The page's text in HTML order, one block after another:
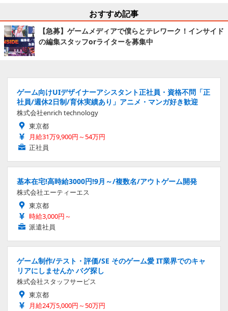
おすすめ記事
【急募】ゲームメディアで僕らとテレワーク！インサイド
の編集スタッフorライターを募集中
ゲーム向けUIデザイナーアシスタント正社員・資格不問「正
社員/週休2日制/育休実績あり」アニメ・マンガ好き歓迎
株式会社enrich technology
東京都
月給31万9,900円～54万円
正社員
基本在宅!高時給3000円!9月～/複数名/アウトゲーム開発
株式会社エーティーエス
東京都
時給3,000円～
派遣社員
ゲーム制作/テスト・評価/SE そのゲーム愛 IT業界でのキャ
リアにしませんか バグ探し
株式会社スタッフサービス
東京都
月給24万5,000円～50万円